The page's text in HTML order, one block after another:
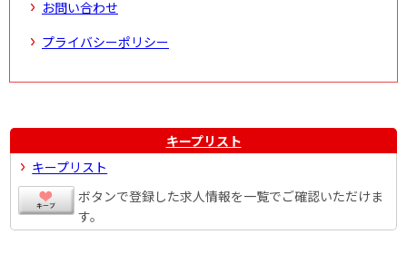
お問い合わせ
プライバシーポリシー
キープリスト
キープリスト
ボタンで登録した求人情報を一覧でご確認いただけま
す。